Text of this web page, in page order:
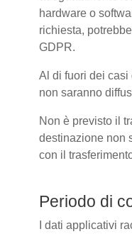
hardware o
richiesta,
GDPR.
Al di fuori dei casi
non saranno
Non è previsto il
destinazione non
con il
Periodo di
I dati applicativi